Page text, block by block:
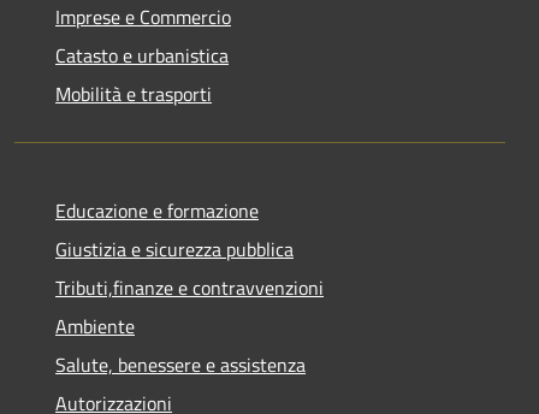
Imprese e Commercio
Catasto e urbanistica
Mobilità e trasporti
Educazione e formazione
Giustizia e sicurezza pubblica
Tributi,finanze e contravvenzioni
Ambiente
Salute, benessere e assistenza
Autorizzazioni